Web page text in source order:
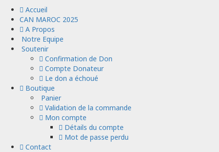
Menu
principal
Accueil
CAN MAROC 2025
A Propos
Notre Equipe
Soutenir
Confirmation de Don
Compte Donateur
Le don a échoué
Boutique
Panier
Validation de la commande
Mon compte
Détails du compte
Mot de passe perdu
Contact